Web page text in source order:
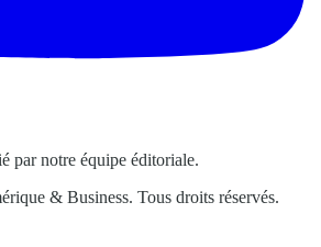
par notre équipe éditoriale.
& Business. Tous droits réservés.